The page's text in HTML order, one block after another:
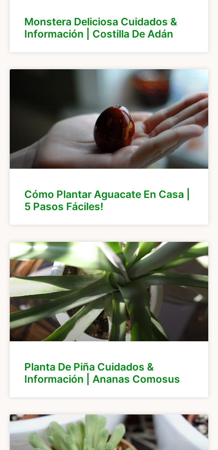
Monstera Deliciosa Cuidados &
Información | Costilla De Adán
Cómo Plantar Aguacate En Casa |
5 Pasos Fáciles!
Planta De Piña Cuidados &
Información | Ananas Comosus